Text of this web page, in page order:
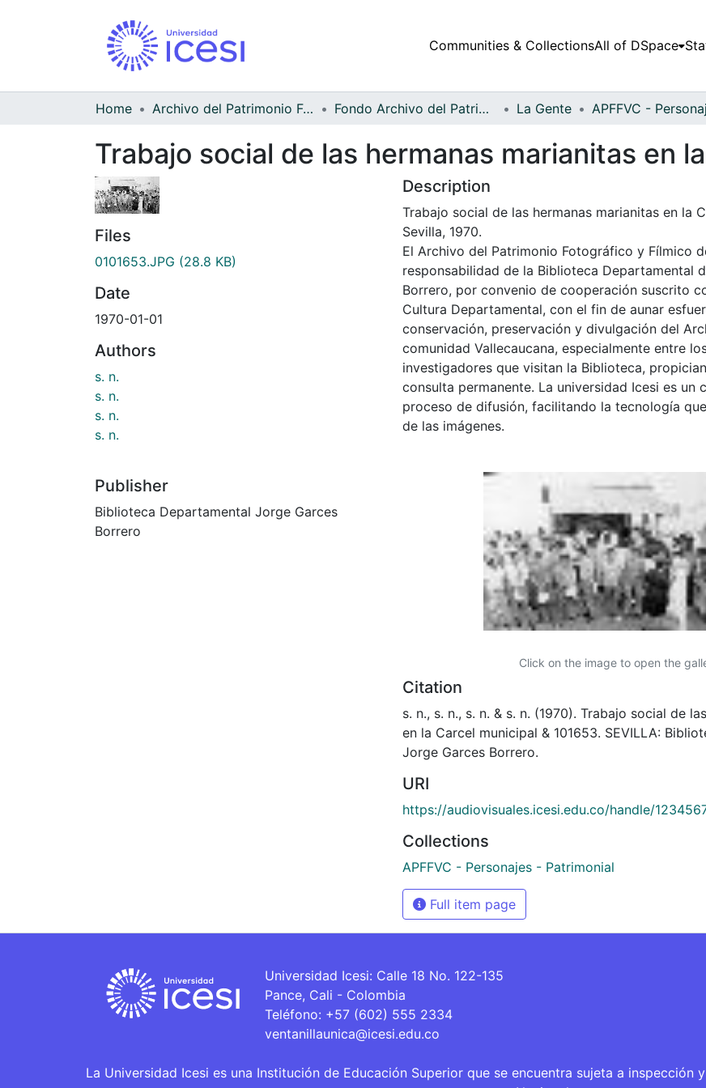
Communities & CollectionsAll of DSpace
Home Archivo del Patrimonio Fotográfico y Fílmico del Valle del Cauca Fondo Archivo del Patrimonio Fotográfico y Fílmico del Valle del Cauca La Gente
Trabajo social de las hermanas marianitas en
Files
0101653.JPG (28.8 KB)
Date
1970-01-01
Authors
s. n.
s. n.
s. n.
s. n.
Publisher
Biblioteca Departamental Jorge Garces
Borrero
Description
Trabajo social de las hermanas marianitas en la
Sevilla, 1970.
El Archivo del Patrimonio Fotográfico y Fílmico
responsabilidad de la Biblioteca Departamental
Borrero, por convenio de cooperación suscrito
Cultura Departamental, con el fin de aunar
conservación, preservación y divulgación del
comunidad Vallecaucana, especialmente entre
investigadores que visitan la Biblioteca,
consulta permanente. La universidad Icesi es un
proceso de difusión, facilitando la tecnología
de las imágenes.
Click on the image to open the
Citation
s. n., s. n., s. n. & s. n. (1970). Trabajo social de
en la Carcel municipal & 101653. SEVILLA:
Jorge Garces Borrero.
URI
https://audiovisuales.icesi.edu.co/handle/
Collections
APFFVC - Personajes - Patrimonial
Full item page
Universidad Icesi: Calle 18 No. 122-135
Pance, Cali - Colombia
Teléfono: +57 (602) 555 2334
ventanillaunica@icesi.edu.co
La Universidad Icesi es una Institución de Educación Superior que se encuentra sujeta a inspección